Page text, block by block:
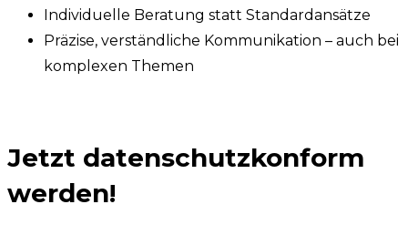
Individuelle Beratung statt Standardansätze
Präzise, verständliche Kommunikation – auch bei
komplexen Themen
Jetzt datenschutzkonform
werden!